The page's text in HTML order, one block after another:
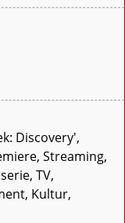
Discovery',
Streaming,
TV,
Kultur,